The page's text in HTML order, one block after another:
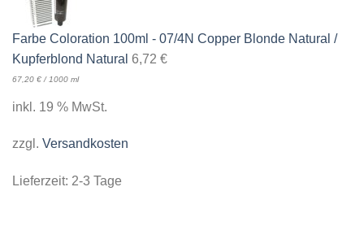
Farbe Coloration 100ml - 07/4N Copper Blonde Natural /
Kupferblond Natural 6,72 €
67,20 € / 1000 ml
inkl. 19 % MwSt.
zzgl. Versandkosten
Lieferzeit: 2-3 Tage